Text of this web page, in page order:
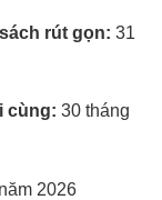
rút gọn: 31
cùng: 30 tháng
2026